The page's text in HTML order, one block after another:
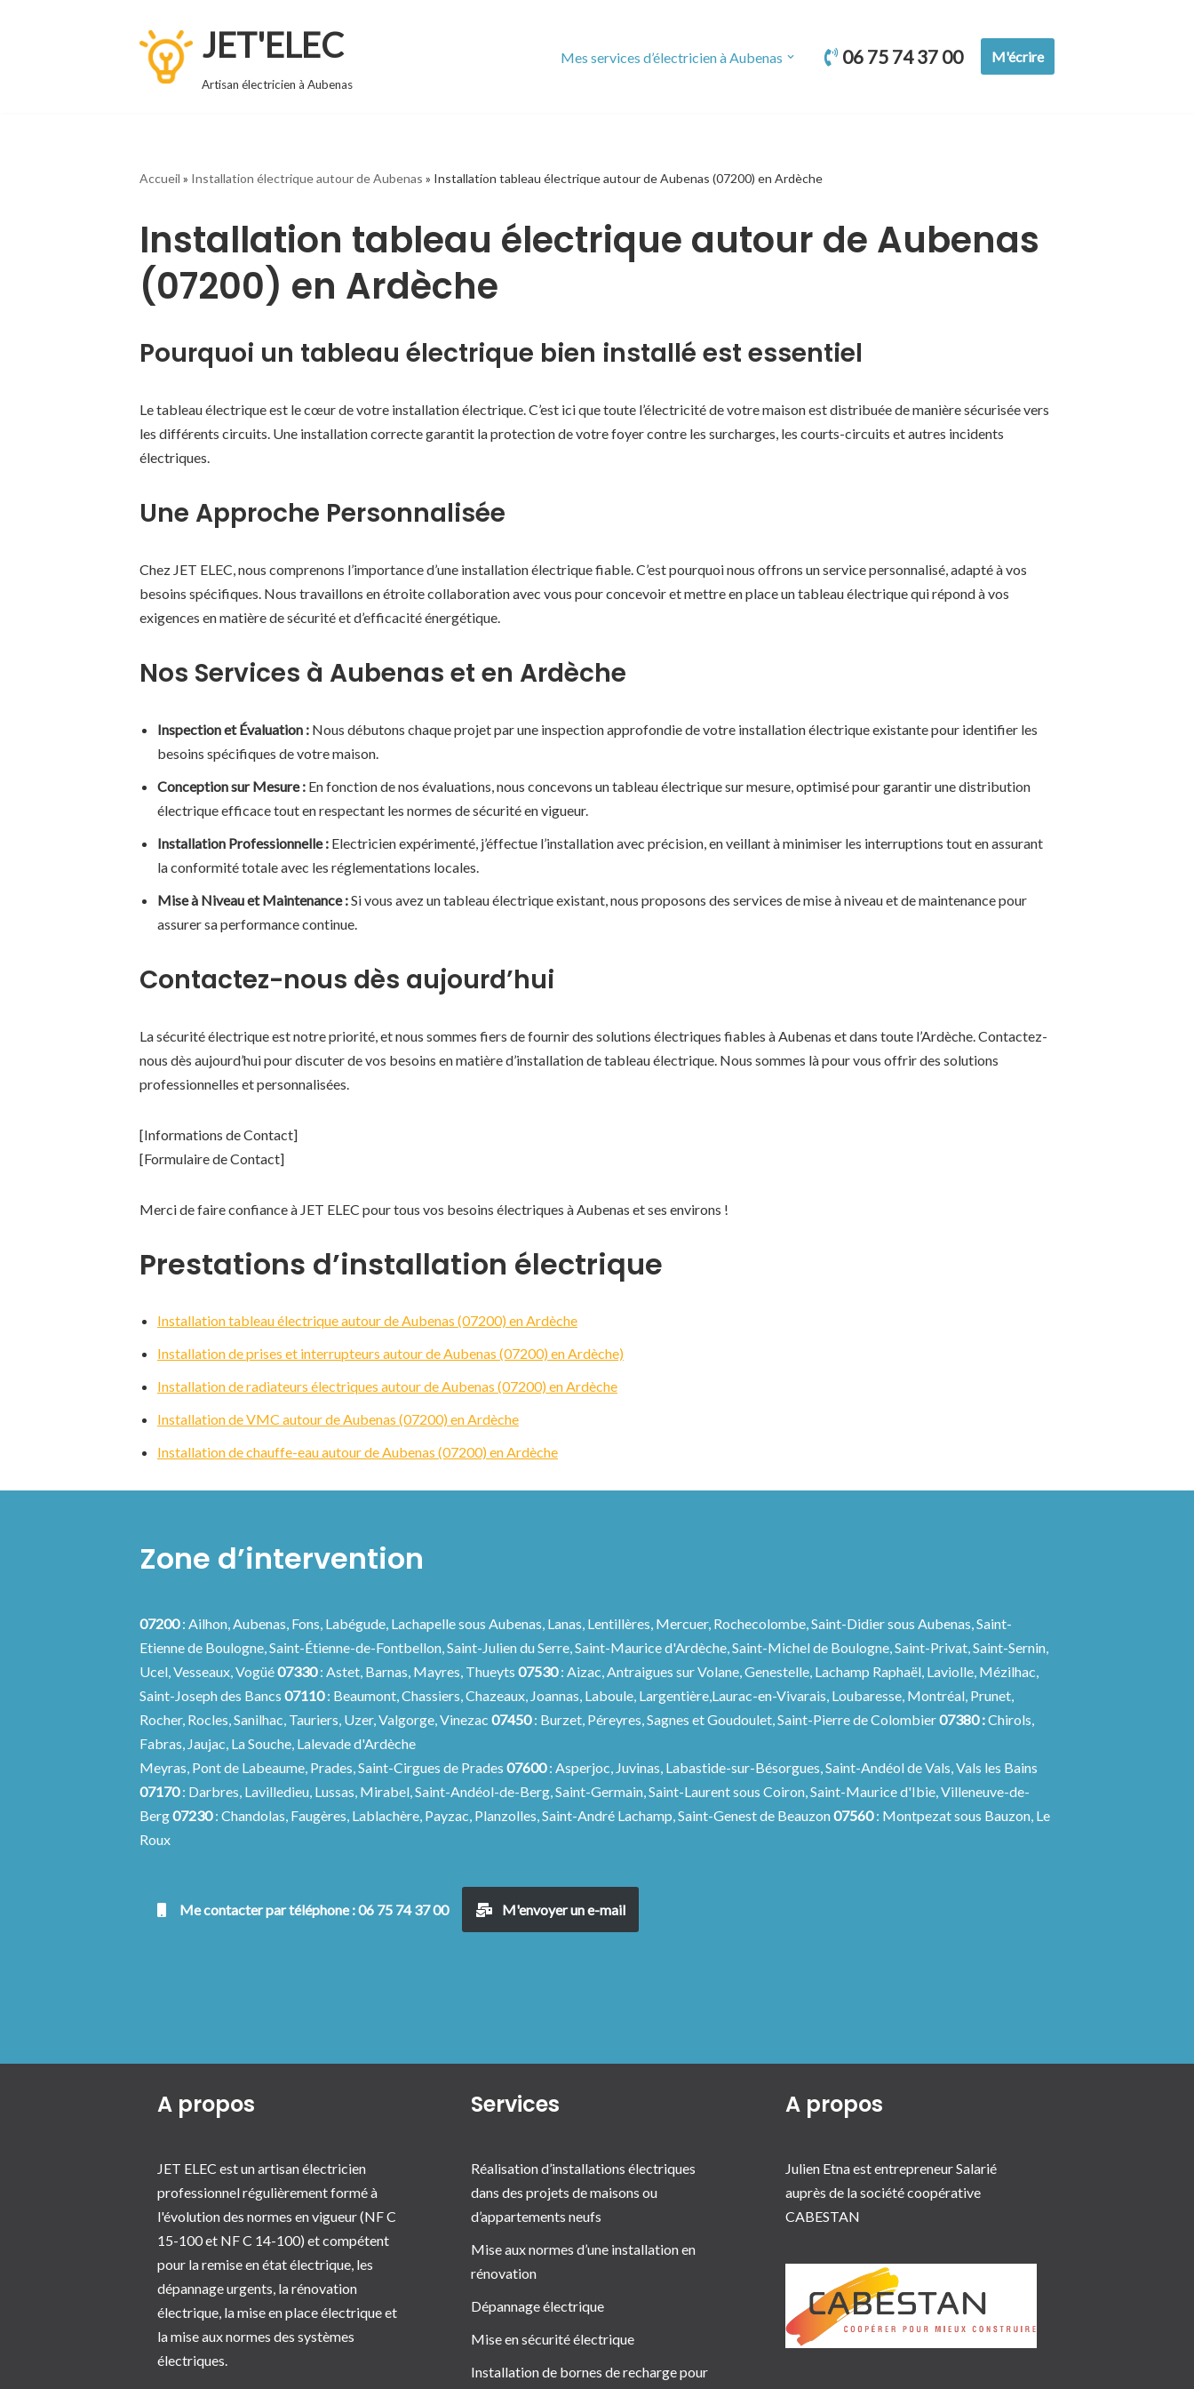
JET'ELEC
Artisan électricien à Aubenas
Mes services d’électricien à Aubenas 06 75 74 37 00 M'écrire
Accueil » Installation électrique autour de Aubenas » Installation tableau électrique autour de Aubenas (07200) en Ardèche
Installation tableau électrique autour de Aubenas
(07200) en Ardèche
Pourquoi un tableau électrique bien installé est essentiel
Le tableau électrique est le cœur de votre installation électrique. C’est ici que toute l’électricité de votre maison est distribuée de manière sécurisée vers
les différents circuits. Une installation correcte garantit la protection de votre foyer contre les surcharges, les courts-circuits et autres incidents
électriques.
Une Approche Personnalisée
Chez JET ELEC, nous comprenons l’importance d’une installation électrique fiable. C’est pourquoi nous offrons un service personnalisé, adapté à vos
besoins spécifiques. Nous travaillons en étroite collaboration avec vous pour concevoir et mettre en place un tableau électrique qui répond à vos
exigences en matière de sécurité et d’efficacité énergétique.
Nos Services à Aubenas et en Ardèche
Inspection et Évaluation : Nous débutons chaque projet par une inspection approfondie de votre installation électrique existante pour identifier les
besoins spécifiques de votre maison.
Conception sur Mesure : En fonction de nos évaluations, nous concevons un tableau électrique sur mesure, optimisé pour garantir une distribution
électrique efficace tout en respectant les normes de sécurité en vigueur.
Installation Professionnelle : Electricien expérimenté, j’éffectue l’installation avec précision, en veillant à minimiser les interruptions tout en assurant
la conformité totale avec les réglementations locales.
Mise à Niveau et Maintenance :Si vous avez un tableau électrique existant, nous proposons des services de mise à niveau et de maintenance pour
assurer sa performance continue.
Contactez-nous dès aujourd’hui
La sécurité électrique est notre priorité, et nous sommes fiers de fournir des solutions électriques fiables à Aubenas et dans toute l’Ardèche. Contactez-
nous dès aujourd’hui pour discuter de vos besoins en matière d’installation de tableau électrique. Nous sommes là pour vous offrir des solutions
professionnelles et personnalisées.
[Informations de Contact]
[Formulaire de Contact]
Merci de faire confiance à JET ELEC pour tous vos besoins électriques à Aubenas et ses environs !
Prestations d’installation électrique
Installation tableau électrique autour de Aubenas (07200) en Ardèche
Installation de prises et interrupteurs autour de Aubenas (07200) en Ardèche)
Installation de radiateurs électriques autour de Aubenas (07200) en Ardèche
Installation de VMC autour de Aubenas (07200) en Ardèche
Installation de chauffe-eau autour de Aubenas (07200) en Ardèche
Zone d’intervention
07200: Ailhon, Aubenas, Fons, Labégude, Lachapelle sous Aubenas, Lanas, Lentillères, Mercuer, Rochecolombe, Saint-Didier sous Aubenas, Saint-
Etienne de Boulogne, Saint-Étienne-de-Fontbellon, Saint-Julien du Serre, Saint-Maurice d'Ardèche, Saint-Michel de Boulogne, Saint-Privat, Saint-Sernin,
Ucel, Vesseaux, Vogüé07330: Astet, Barnas, Mayres, Thueyts 07530: Aizac, Antraigues sur Volane, Genestelle, Lachamp Raphaël, Laviolle, Mézilhac,
Saint-Joseph des Bancs 07110: Beaumont, Chassiers, Chazeaux, Joannas, Laboule, Largentière,Laurac-en-Vivarais, Loubaresse, Montréal, Prunet,
Rocher, Rocles, Sanilhac, Tauriers, Uzer, Valgorge, Vinezac 07450: Burzet, Péreyres, Sagnes et Goudoulet, Saint-Pierre de Colombier07380 :Chirols,
Fabras, Jaujac, La Souche, Lalevade d'Ardèche
Meyras, Pont de Labeaume, Prades, Saint-Cirgues de Prades 07600: Asperjoc, Juvinas, Labastide-sur-Bésorgues, Saint-Andéol de Vals, Vals les Bains
07170: Darbres, Lavilledieu, Lussas, Mirabel, Saint-Andéol-de-Berg, Saint-Germain, Saint-Laurent sous Coiron, Saint-Maurice d'Ibie, Villeneuve-de-
Berg07230: Chandolas, Faugères, Lablachère, Payzac, Planzolles, Saint-André Lachamp, Saint-Genest de Beauzon07560: Montpezat sous Bauzon, Le
Roux
Me contacter par téléphone : 06 75 74 37 00 M'envoyer un e-mail
A propos
JET ELEC est un artisan électricien
professionnel régulièrement formé à
l'évolution des normes en vigueur (NF C
15-100 et NF C 14-100) et compétent
pour la remise en état électrique, les
dépannage urgents, la rénovation
électrique, la mise en place électrique et
la mise aux normes des systèmes
électriques.
Services
Réalisation d’installations électriques
dans des projets de maisons ou
d’appartements neufs
Mise aux normes d’une installation en
rénovation
Dépannage électrique
Mise en sécurité électrique
Installation de bornes de recharge pour
A propos
Julien Etna est entrepreneur Salarié
auprès de la société coopérative
CABESTAN